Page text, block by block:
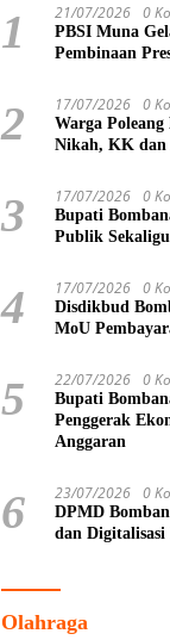
1 21/07/2026 0
PBSI Muna
Pembinaan
2 17/07/2026 0
Warga
Nikah, KK dan
3 17/07/2026 0
Bupati
Publik
4 17/07/2026 0
Disdikbud
MoU
5 22/07/2026 0
Bupati
Penggerak
Anggaran
6 23/07/2026 0
DPMD
dan Digitalisasi
Olahraga